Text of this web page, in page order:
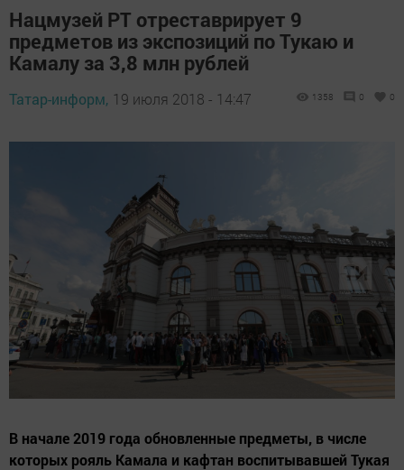
Нацмузей РТ отреставрирует 9
предметов из экспозиций по Тукаю и
Камалу за 3,8 млн рублей
Татар-информ, 19 июля 2018 - 14:47 1358 0 0
В начале 2019 года обновленные предметы, в числе
которых рояль Камала и кафтан воспитывавшей Тукая